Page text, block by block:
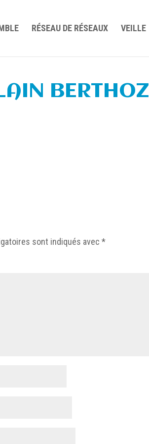
RÉSEAU DE RÉSEAUX VEILLE
BERTHOZ
sont indiqués avec*